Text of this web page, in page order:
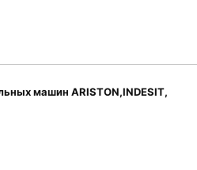
машин ARISTON,INDESIT,